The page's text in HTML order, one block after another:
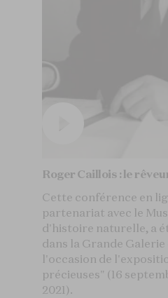
Roger Caillois : le
Cette conférence en
partenariat avec le
d'histoire naturelle, a
dans la Grande
l'occasion de
précieuses" (16
2021).